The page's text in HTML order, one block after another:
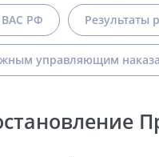
ВАС РФ Результаты
управляющим